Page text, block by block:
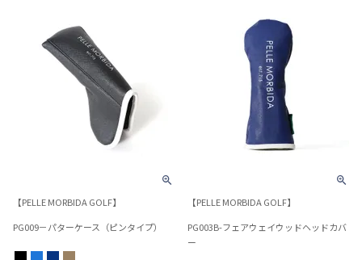
【PELLE MORBIDA GOLF】
PG009－パターケース（ピンタイプ）
【PELLE MORBIDA GOLF】
PG003B-フェアウェイウッドヘッドカバ
ー